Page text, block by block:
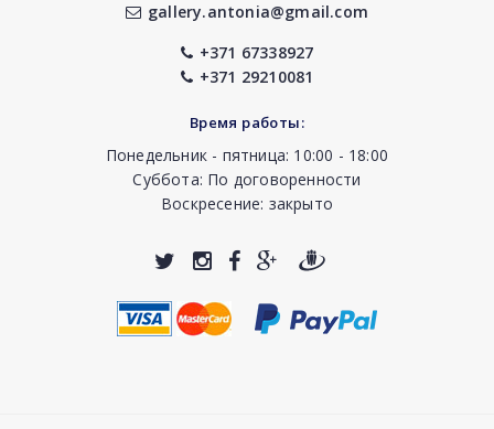
gallery.antonia@gmail.com
+371 67338927
+371 29210081
Время работы:
Понедельник - пятница: 10:00 - 18:00
Суббота: По договоренности
Воскресение: закрыто